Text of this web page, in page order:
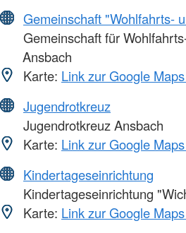
Gemeinschaft "Wohlfahrts-
Gemeinschaft für
Ansbach
Karte: Link zur Google
Jugendrotkreuz
Jugendrotkreuz Ansbach
Karte: Link zur Google
Kindertageseinrichtung
Kindertageseinrichtung
Karte: Link zur Google